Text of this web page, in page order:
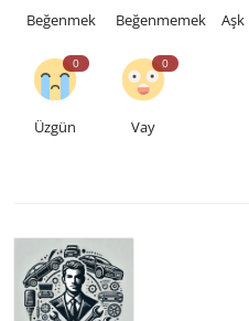
Beğenmek Beğenmemek Aşk
0
Üzgün
0
Vay